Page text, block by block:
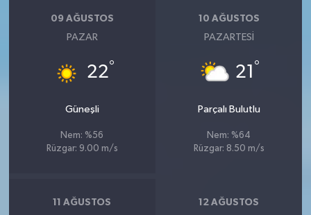
09 AĞUSTOS
PAZAR
22°
Güneşli
Nem: %56
Rüzgar: 9.00 m/s
10 AĞUSTOS
PAZARTESI
21 °
Parçalı Bulutlu
Nem: %64
Rüzgar: 8.50 m/s
11 AĞUSTOS 12 AĞUSTOS